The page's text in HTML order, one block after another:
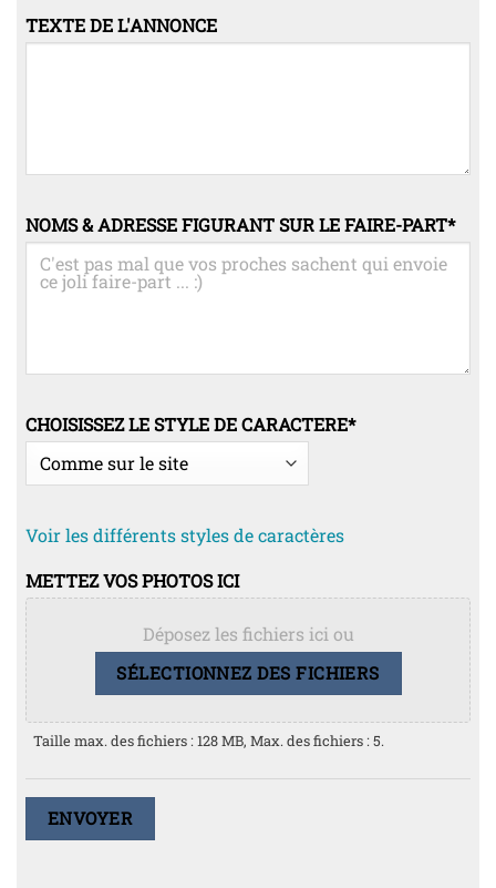
TEXTE DE L'ANNONCE
NOMS & ADRESSE FIGURANT SUR LE FAIRE-PART*
CHOISISSEZ LE STYLE DE CARACTERE*
Voir les différents styles de caractères
METTEZ VOS PHOTOS ICI
Déposez les fichiers ici ou
SÉLECTIONNEZ DES FICHIERS
Taille max. des fichiers : 128 MB, Max. des fichiers : 5.